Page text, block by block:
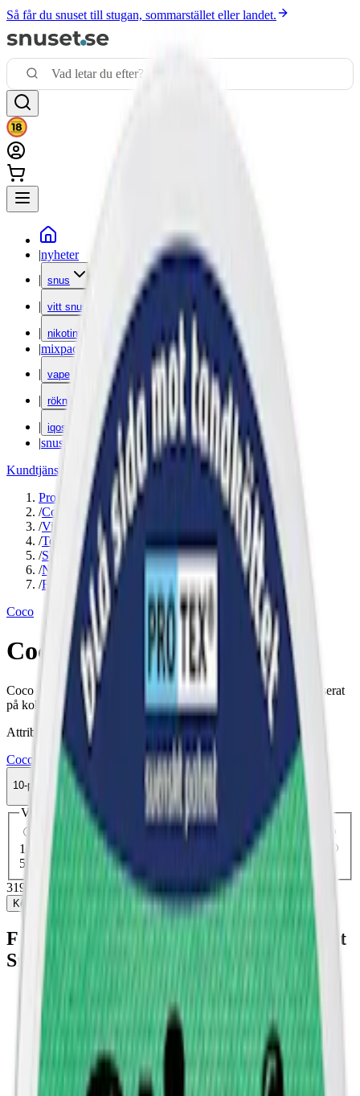
Så får du snuset till stugan, sommarstället eller landet.
|nyheter
| snus
| vitt snus
| nikotinfritt
|mixpack
| vape
| rökning
| iqos
|snuskuriren
Kundtjänst
Varumärken
Produkter
/Coco
/Vitt snus
/Torr Portion
/Slim
/Normal
/Frukt
Coco
Coco Mighty Mango Stark
Coco Mighty Mango är ett normalstarkt vitt snus från Coco baserat
på kokosfiber. Smak av mango och 9,4 mg nikotin per prilla.
Attribut
Coco
FruktNormal Torr Portion Vitt snus
10-pack
319,90 kr
Välj antal dosor
1-pack
35,90 kr 5-pack 159,90 kr
10-pack
319,90 kr31,99 kr 947,70 kr 31,59 kr
50-pack
1 549,50 kr30,99 kr
319,90 kr
Köp
Fakta om Coco Mighty Mango Stark Vitt
Snus
Varumärke:
Voon Innovation / SpectrumLeaf
Snustyp:
vitt snus
Torrhet:
normal